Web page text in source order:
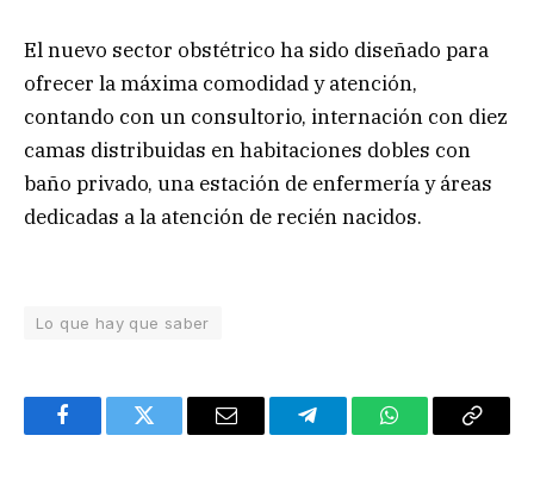
El nuevo sector obstétrico ha sido diseñado para
ofrecer la máxima comodidad y atención,
contando con un consultorio, internación con diez
camas distribuidas en habitaciones dobles con
baño privado, una estación de enfermería y áreas
dedicadas a la atención de recién nacidos.
Lo que hay que saber
FacebookTwitter Email TelegramWhatsAppCopy